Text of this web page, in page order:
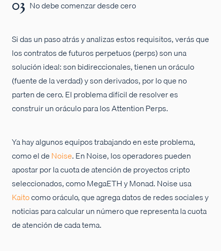
No debe comenzar desde cero
Si das un paso atrás y analizas estos requisitos, verás que
los contratos de futuros perpetuos (perps) son una
solución ideal: son bidireccionales, tienen un oráculo
(fuente de la verdad) y son derivados, por lo que no
parten de cero. El problema difícil de resolver es
construir un oráculo para los Attention Perps.
Ya hay algunos equipos trabajando en este problema,
como el deNoise. En Noise, los operadores pueden
apostar por la cuota de atención de proyectos cripto
seleccionados, como MegaETH y Monad. Noise usa
Kaitocomo oráculo, que agrega datos de redes sociales y
noticias para calcular un número que representa la cuota
de atención de cada tema.